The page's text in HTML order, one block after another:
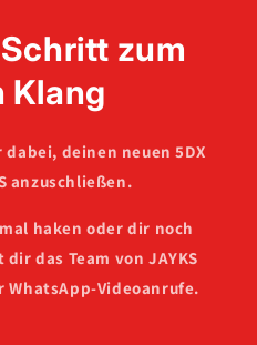
zum
Klang
deinen neuen 5DX
anzuschließen.
haken oder dir noch
das Team von JAYKS
Videoanrufe.